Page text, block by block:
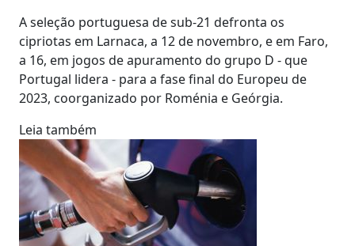
A seleção portuguesa de sub-21 defronta os
cipriotas em Larnaca, a 12 de novembro, e em Faro,
a 16, em jogos de apuramento do grupo D - que
Portugal lidera - para a fase final do Europeu de
2023, coorganizado por Roménia e Geórgia.
Leia também